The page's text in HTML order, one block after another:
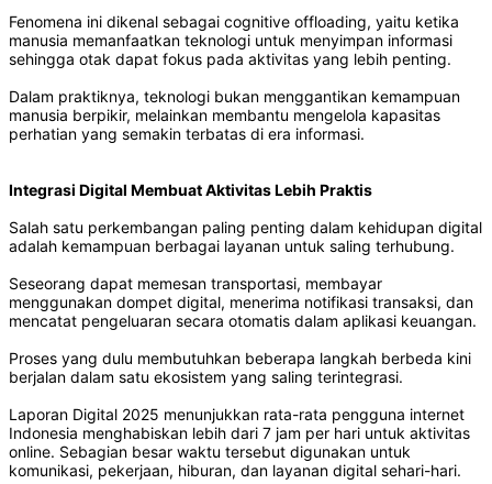
Fenomena ini dikenal sebagai cognitive offloading, yaitu ketika
manusia memanfaatkan teknologi untuk menyimpan informasi
sehingga otak dapat fokus pada aktivitas yang lebih penting.
Dalam praktiknya, teknologi bukan menggantikan kemampuan
manusia berpikir, melainkan membantu mengelola kapasitas
perhatian yang semakin terbatas di era informasi.
Integrasi Digital Membuat Aktivitas Lebih Praktis
Salah satu perkembangan paling penting dalam kehidupan digital
adalah kemampuan berbagai layanan untuk saling terhubung.
Seseorang dapat memesan transportasi, membayar
menggunakan dompet digital, menerima notifikasi transaksi, dan
mencatat pengeluaran secara otomatis dalam aplikasi keuangan.
Proses yang dulu membutuhkan beberapa langkah berbeda kini
berjalan dalam satu ekosistem yang saling terintegrasi.
Laporan Digital 2025 menunjukkan rata-rata pengguna internet
Indonesia menghabiskan lebih dari 7 jam per hari untuk aktivitas
online. Sebagian besar waktu tersebut digunakan untuk
komunikasi, pekerjaan, hiburan, dan layanan digital sehari-hari.